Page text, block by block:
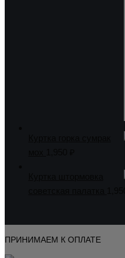
ПРИНИМАЕМ К ОПЛАТЕ